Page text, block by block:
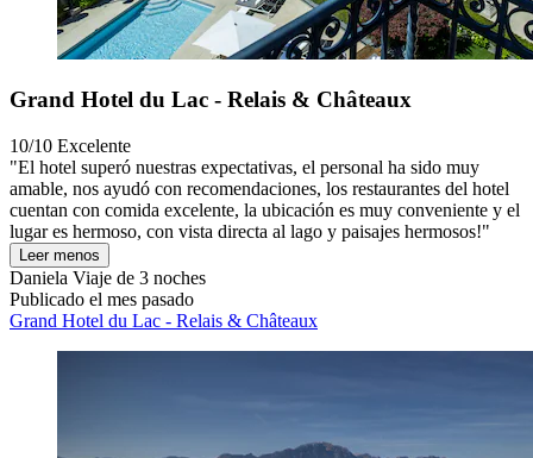
Grand Hotel du Lac - Relais & Châteaux
10/10 Excelente
"El hotel superó nuestras expectativas, el personal ha sido muy
amable, nos ayudó con recomendaciones, los restaurantes del hotel
cuentan con comida excelente, la ubicación es muy conveniente y el
lugar es hermoso, con vista directa al lago y paisajes hermosos!"
Leer menos
Daniela Viaje de 3 noches
Publicado el mes pasado
Grand Hotel du Lac - Relais & Châteaux